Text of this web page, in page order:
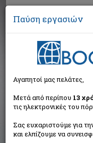
Αναζήτηση
Συγγραφέας:
Ταξινόμηση ανά:
Παύση εργασιών
Αγαπητοί μας πελάτες,
Μετά από περίπου 13
τις ηλεκτρονικές του
Σας ευχαριστούμε για
και ελπίζουμε να